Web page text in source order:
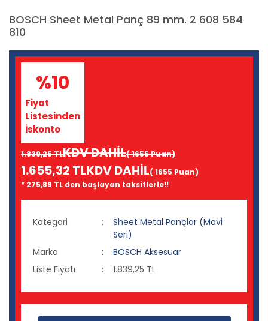
BOSCH Sheet Metal Panç 89 mm. 2 608 584
810
%10
Fiyat
Listesinden
İskonto
1.839,25 TLKDV DAHİL( 1655 Puan)
1.655,32 TLKDV DAHİL( 1655 Puan)
* 275,89 TL den başlayan taksitlerle!!
Kategori
Sheet Metal Pançlar (Mavi
Seri)
Marka
BOSCH Aksesuar
Liste Fiyatı
1.839,25 TL